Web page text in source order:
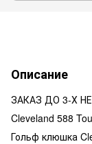
Описание
ЗАКАЗ ДО 3-Х
Cleveland 588
Гольф клюшка